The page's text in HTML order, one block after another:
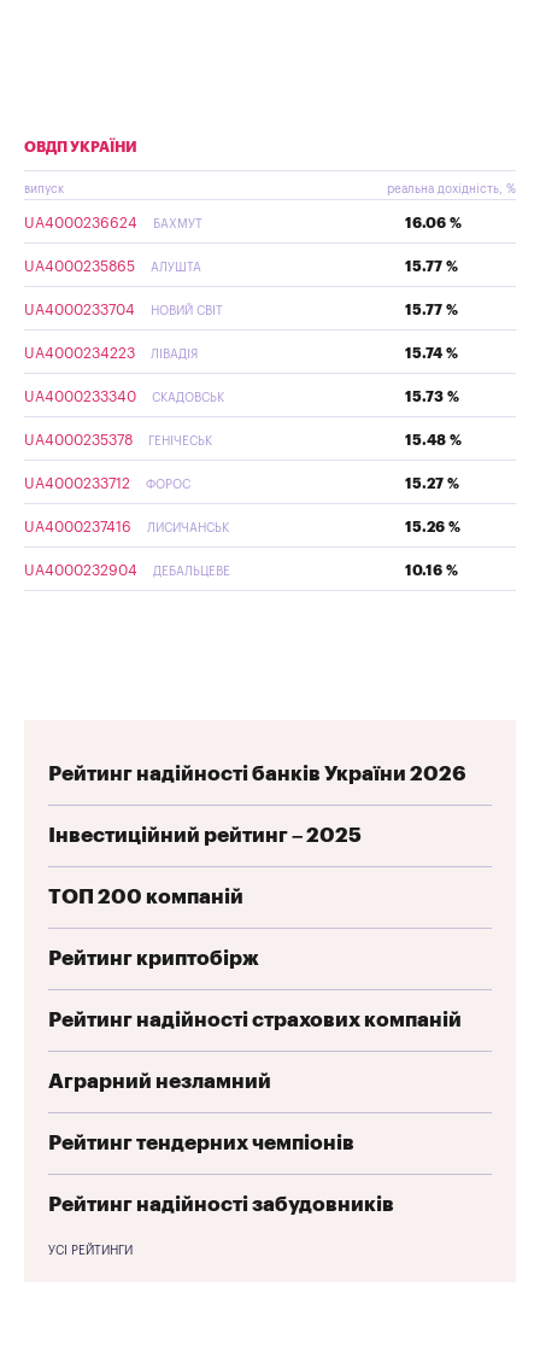
ОВДП УКРАЇНИ
випуск реальна дохідність, %
UA4000236624 БАХМУТ 16.06 %
UA4000235865 АЛУШТА 15.77 %
UA4000233704 НОВИЙ СВІТ 15.77 %
UA4000234223 ЛІВАДІЯ 15.74 %
UA4000233340 СКАДОВСЬК 15.73 %
UA4000235378 ГЕНІЧЕСЬК 15.48 %
UA4000233712 ФОРОС 15.27 %
UA4000237416 ЛИСИЧАНСЬК 15.26 %
UA4000232904 ДЕБАЛЬЦЕВЕ 10.16 %
Рейтинг надійності банків України 2026
Інвестиційний рейтинг – 2025
ТОП 200 компаній
Рейтинг криптобірж
Рейтинг надійності страхових компаній
Аграрний незламний
Рейтинг тендерних чемпіонів
Рейтинг надійності забудовників
УСІ РЕЙТИНГИ